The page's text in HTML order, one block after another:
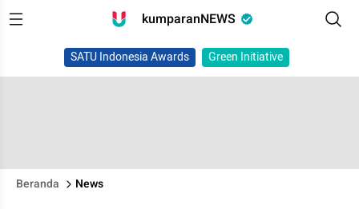
kumparanNEWS
SATU Indonesia Awards Green Initiative
Beranda News